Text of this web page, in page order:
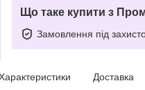
Що таке купити з
Замовлення під
Доставка